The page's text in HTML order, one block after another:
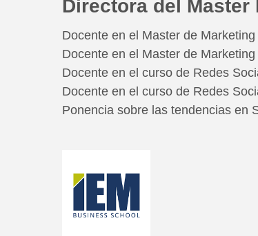
Directora del
Docente en el Master de
Docente en el Master de
Docente en el curso de Redes
Docente en el curso de Redes
Ponencia sobre las tendencias en